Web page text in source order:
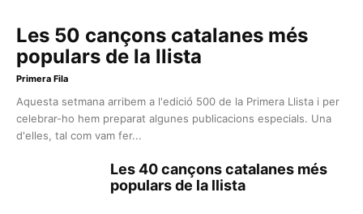
Les 50 cançons catalanes més
populars de la llista
Primera Fila
Aquesta setmana arribem a l'edició 500 de la Primera Llista i per
celebrar-ho hem preparat algunes publicacions especials. Una
d'elles, tal com vam fer...
Les 40 cançons catalanes més
populars de la llista